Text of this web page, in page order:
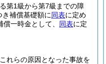
第1級から第7級までの障
補償基礎額に同表に定め
一時金として、 同表に定
れらの原因となった事故を